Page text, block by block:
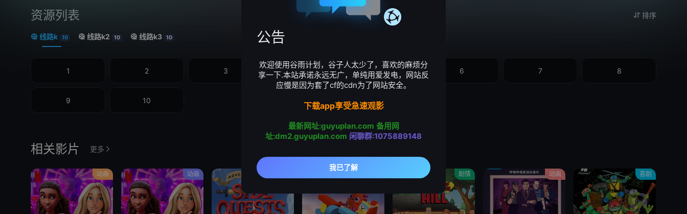
资源列表 排序
线路k 10 线路k2 10 线路k3 10
1 2 3 4 5 6 7 8
9 10
相关影片 更多
动画 动画 剧情 动画 喜剧
公告
欢迎使用谷雨计划，谷子人太少了，喜欢的麻烦分
享一下.本站承诺永远无广，单纯用爱发电，网站反
应慢是因为套了cf的cdn为了网站安全。
下载app享受急速观影
最新网址:guyuplan.com 备用网
址:dm2.guyuplan.com 闲聊群:1075889148